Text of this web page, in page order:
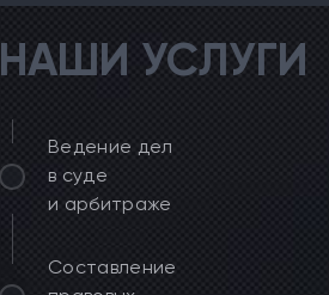
НАШИ УСЛУГИ
Ведение дел
в суде
и арбитраже
Составление